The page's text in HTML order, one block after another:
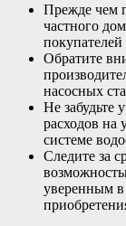
Прежде чем
частного
Обратите
насосных
Не забудьте
расходов на
системе
Следите за
уверенным в